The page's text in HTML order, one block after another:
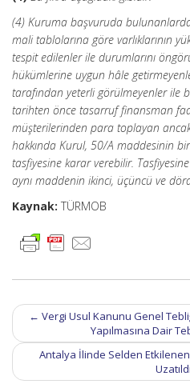
(4) Kuruma başvuruda
mali tablolarına göre varlıklarının
tespit edilenler ile durumlarını
hükümlerine uygun hâle
tarafından yeterli görülmeyenler ile
tarihten önce tasarruf finansman
müşterilerinden para toplayan
hakkında Kurul, 50/A maddesinin
tasfiyesine karar verebilir.
aynı maddenin ikinci, üçüncü ve
Kaynak: TÜRMOB
Post
navigation
← Vergi Usul Kanunu Genel
Yapılmasına Dair
Antalya İlinde Selden
Uzatıldı